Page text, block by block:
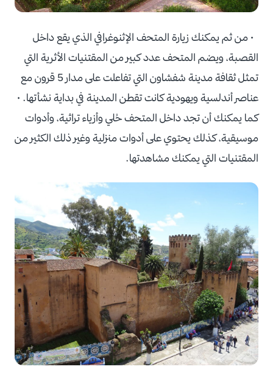
• من ثم يمكنك زيارة المتحف الإثنوغرافي الذي يقع داخل
القصبة، ويضم المتحف عدد كبير من المقتنيات الأثرية التي
تمثل ثقافة مدينة شفشاون التي تفاعلت على مدار 5 قرون مع
عناصر أندلسية ويهودية كانت تقطن المدينة في بداية نشأتها. •
كما يمكنك أن تجد داخل المتحف حُلي وأزياء تراثية، وأدوات
موسيقية، كذلك يحتوي على أدوات منزلية وغير ذلك الكثير من
المقتنيات التي يمكنك مشاهدتها.